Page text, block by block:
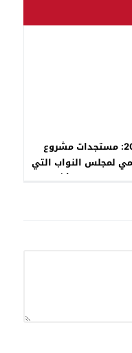
انتخابات 2026: مستجدات مشروع
لمجلس النواب التي
مجموعة من الأشخاص